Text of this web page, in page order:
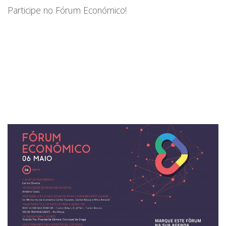
Participe no Fórum Económico!